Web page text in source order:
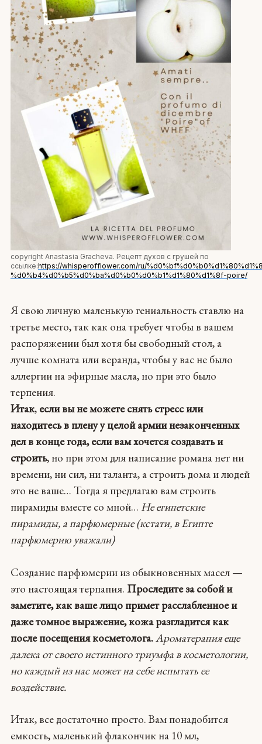
copyright Anastasia Gracheva. Рецепт духов с грушей по
ссылке:https://whisperofflower.com/ru/
%d0%b4%d0%b5%d0%ba%d0%b0%d0%b1%d1%80%d1%8f-poire/
Я свою личную маленькую гениальность ставлю на
третье место, так как она требует чтобы в вашем
распоряжении был хотя бы свободный стол, а
лучше комната или веранда, чтобы у вас не было
аллергии на эфирные масла, но при это было
терпения.
Итак, если вы не можете снять стресс или
находитесь в плену у целой армии незаконченных
дел в конце года, если вам хочется создавать и
строить, но при этом для написание романа нет ни
времени, ни сил, ни таланта, а строить дома и людей
это не ваше… Тогда я предлагаю вам строить
пирамиды вместе со мной… Не египетские
пирамиды, а парфюмерные (кстати, в Египте
парфюмерию уважали)
Создание парфюмерии из обыкновенных масел —
это настоящая терпапия. Проследите за собой и
заметите, как ваше лицо примет расслабленное и
даже томное выражение, кожа разгладится как
после посещения косметолога.Ароматерапия еще
далека от своего истинного триумфа в косметологии,
но каждый из нас может на себе испытать ее
воздействие.
Итак, все достаточно просто. Вам понадобится
емкость, маленький флакончик на 10 мл,